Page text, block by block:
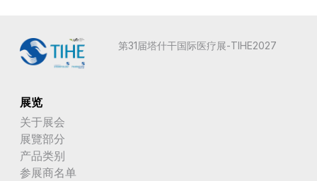
第31届塔什干国际医疗展-TIHE2027
展览
关于展会
展覽部分
产品类别
参展商名单